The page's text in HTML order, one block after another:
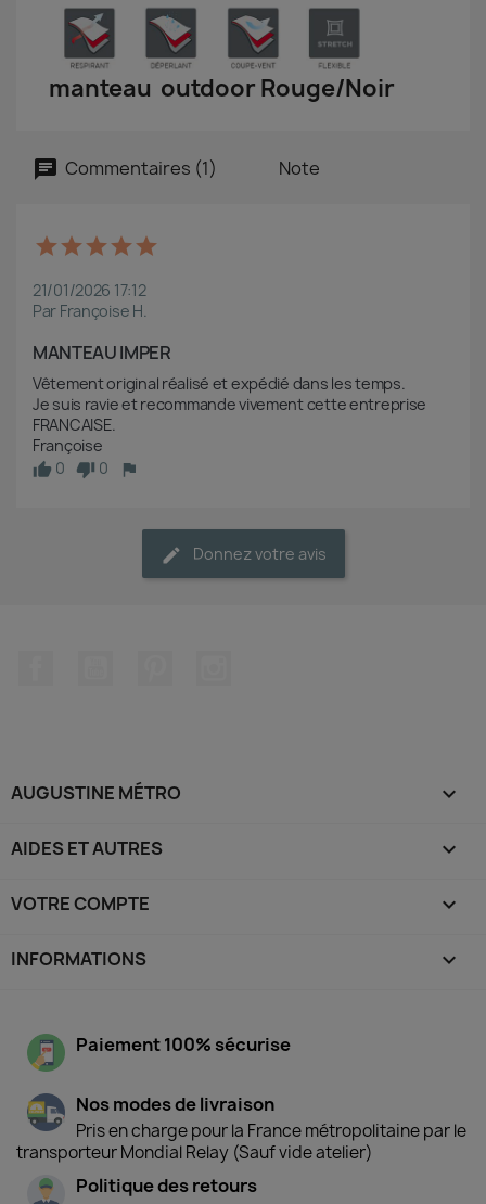
manteau outdoor Rouge/Noir
Commentaires (1) Note
21/01/2026 17:12
Par Françoise H.
MANTEAU IMPER
Vêtement original réalisé et expédié dans les temps.
Je suis ravie et recommande vivement cette entreprise
FRANCAISE.
Françoise
0
0
Donnez votre avis
AUGUSTINE MÉTRO 
AIDES ET AUTRES 
VOTRE COMPTE 
INFORMATIONS keyboard_arrow_down
Paiement 100% sécurise
Nos modes de livraison
Pris en charge pour la France métropolitaine par le
transporteur Mondial Relay (Sauf vide atelier)
Politique des retours